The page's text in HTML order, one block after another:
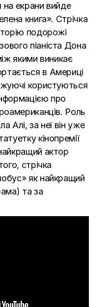
на екрани вийде
книга». Стрічка
подорожі
піаніста Дона
якими виникає
в Америці
користуються
про
Роль
Алі, за неї він уже
кінопремії
актор
стрічка
як найкращий
та за